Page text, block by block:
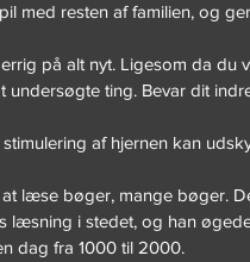
med resten af familien, og
på alt nyt. Ligesom da
undersøgte ting. Bevar dit
af hjernen kan
læse bøger, mange bøger.
læsning i stedet, og han
dag fra 1000 til 2000.